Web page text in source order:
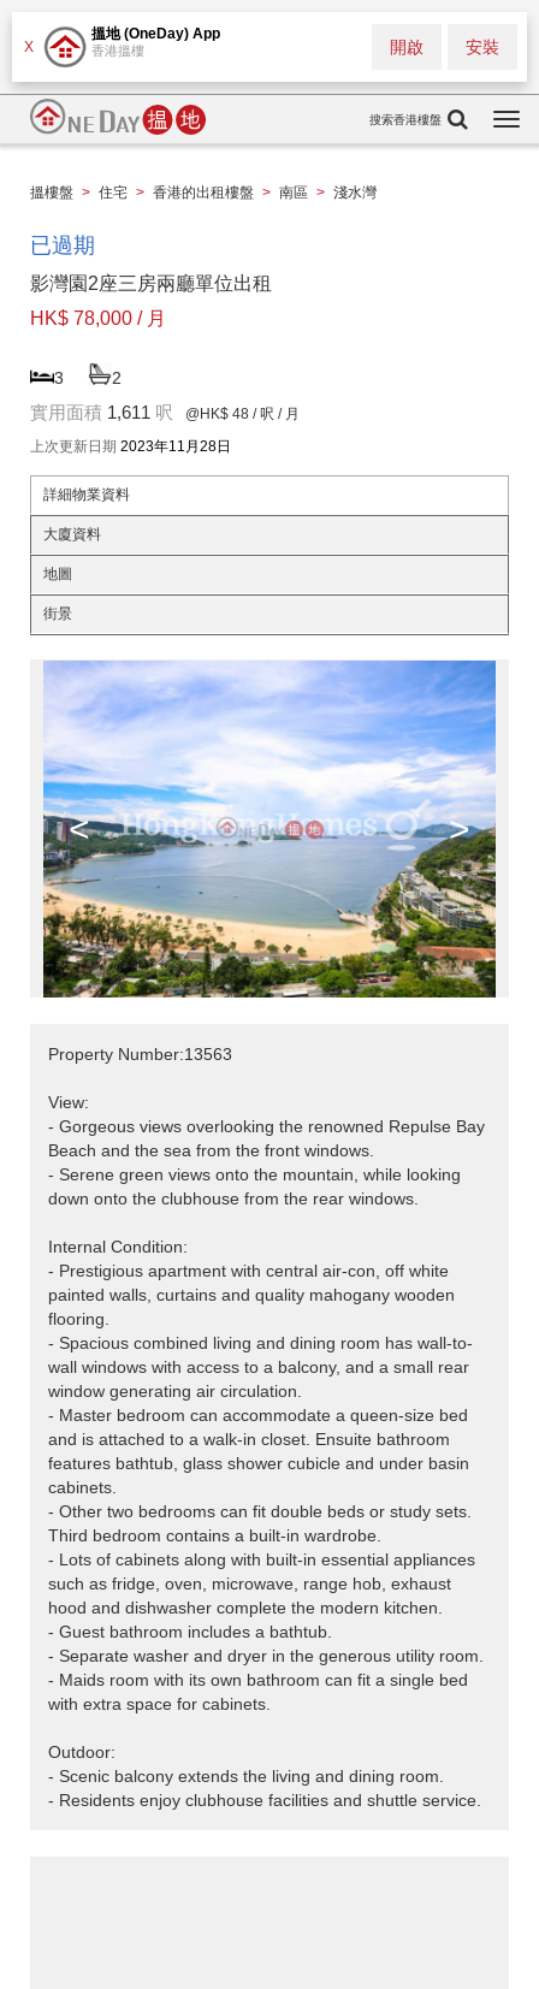
X
搵地 (OneDay) App
香港搵樓 安裝
開啟
搜索香港樓盤
搵樓盤 > 住宅 > 香港的出租樓盤 > 南區 > 淺水灣
已過期
影灣園2座三房兩廳單位出租
HK$ 78,000 / 月
3 2
實用面積 1,611 呎 @HK$ 48 / 呎 / 月
上次更新日期 2023年11月28日
詳細物業資料
大廈資料
地圖
街景
< >
Property Number:13563
View:
- Gorgeous views overlooking the renowned Repulse Bay
Beach and the sea from the front windows.
- Serene green views onto the mountain, while looking
down onto the clubhouse from the rear windows.
Internal Condition:
- Prestigious apartment with central air-con, off white
painted walls, curtains and quality mahogany wooden
flooring.
- Spacious combined living and dining room has wall-to-
wall windows with access to a balcony, and a small rear
window generating air circulation.
- Master bedroom can accommodate a queen-size bed
and is attached to a walk-in closet. Ensuite bathroom
features bathtub, glass shower cubicle and under basin
cabinets.
- Other two bedrooms can fit double beds or study sets.
Third bedroom contains a built-in wardrobe.
- Lots of cabinets along with built-in essential appliances
such as fridge, oven, microwave, range hob, exhaust
hood and dishwasher complete the modern kitchen.
- Guest bathroom includes a bathtub.
- Separate washer and dryer in the generous utility room.
- Maids room with its own bathroom can fit a single bed
with extra space for cabinets.
Outdoor:
- Scenic balcony extends the living and dining room.
- Residents enjoy clubhouse facilities and shuttle service.